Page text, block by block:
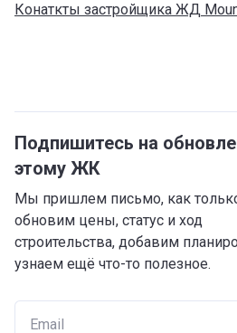
профессора Асымбековой и
медучреждение.
В радиусе двух с половиной
кинотеатр «Кыргыз киносу», а
LoveCinema. В полутора
школа №58, до детского сада
Транспортная инфраструктура
Конаткты застройщика ЖД
Подпишитесь на
этому ЖК
Мы пришлем письмо, как
обновим цены, статус и ход
строительства, добавим
узнаем ещё что-то полезное.